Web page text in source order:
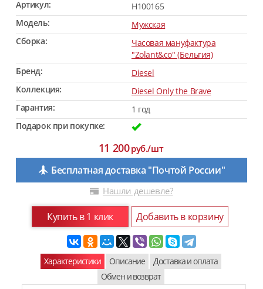
Артикул:
H100165
Модель:
Мужская
Сборка:
Часовая мануфактура
"Zolant&co" (Бельгия)
Бренд:
Diesel
Коллекция:
Diesel Only the Brave
Гарантия:
1 год
Подарок при покупке:
11 200руб./шт
Бесплатная доставка "Почтой России"
Нашли дешевле?
Купить в 1 клик Добавить в корзину
Характеристики Описание
Доставка и оплата
Обмен и возврат